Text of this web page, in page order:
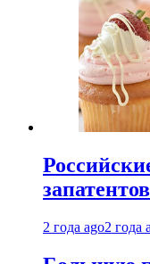
2 года ago2 года